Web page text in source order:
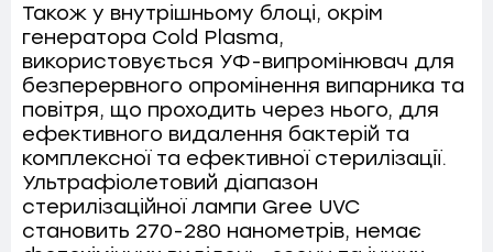
Також у внутрішньому блоці, окрім
генератора Cold Plasma,
використовується УФ-випромінювач для
безперервного опромінення випарника та
повітря, що проходить через нього, для
ефективного видалення бактерій та
комплексної та ефективної стерилізації.
Ультрафіолетовий діапазон
стерилізаційної лампи Gree UVC
становить 270-280 нанометрів, немає